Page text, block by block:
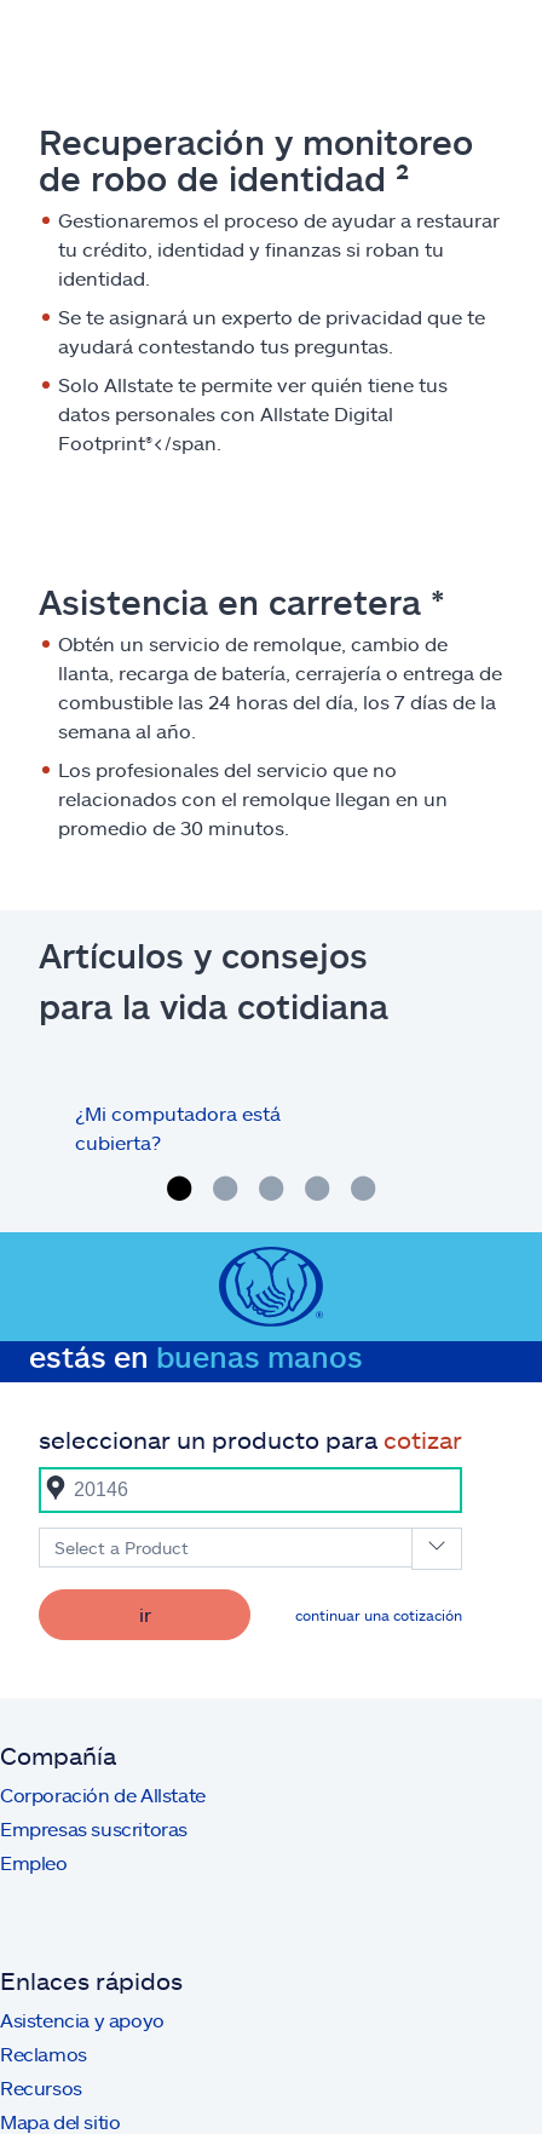
Recuperación y monitoreo
de robo de identidad ²
Gestionaremos el proceso de ayudar a restaurar
tu crédito, identidad y finanzas si roban tu
identidad.
Se te asignará un experto de privacidad que te
ayudará contestando tus preguntas.
Solo Allstate te permite ver quién tiene tus
datos personales con Allstate Digital
Footprint®</span.
Asistencia en carretera *
Obtén un servicio de remolque, cambio de
llanta, recarga de batería, cerrajería o entrega de
combustible las 24 horas del día, los 7 días de la
semana al año.
Los profesionales del servicio que no
relacionados con el remolque llegan en un
promedio de 30 minutos.
Artículos y consejos
para la vida cotidiana
¿Mi computadora está
cubierta?
estás en buenas manos
seleccionar un producto para cotizar
Select a Product
ir continuar una cotización
Compañía
Corporación de Allstate
Empresas suscritoras
Empleo
Enlaces rápidos
Asistencia y apoyo
Reclamos
Recursos
Mapa del sitio